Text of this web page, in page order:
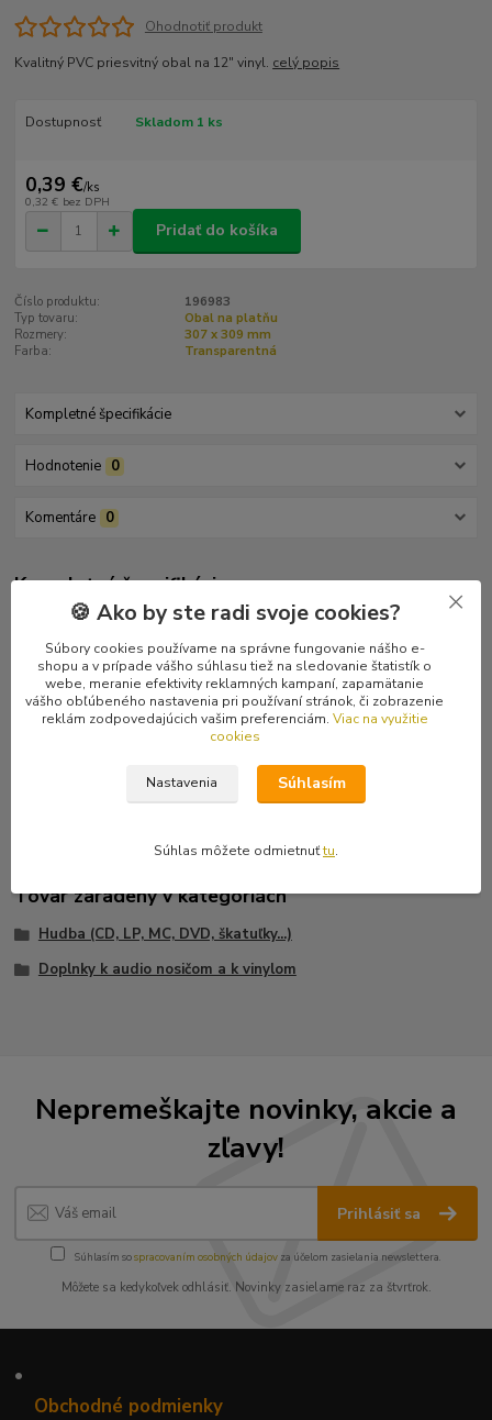
Ohodnotiť produkt
Kvalitný PVC priesvitný obal na 12" vinyl. celý popis
Dostupnosť Skladom 1 ks
0,39 €/ks
0,32 € bez DPH
Pridať do košíka
Číslo produktu:
196983
Typ tovaru:
Obal na platňu
Rozmery:
307 x 309 mm
Farba:
Transparentná
Kompletné špecifikácie
Hodnotenie 0
Komentáre 0
Kompletné špecifikácie
Kvalitný PVC priesvitný obal na 12" vinyl.
- Vnútorný antistatický obal na LP platňu
- Spodné kruhové vykrojenie
- Obal chráni LP platňu pred poškriabaním, prachom a zamedzujú
- Obal je vyrobený z priesvitného high-polyetylénu (HDPE)
Tovar zaradený v kategóriách
Hudba (CD, LP, MC, DVD, škatuľky...)
Doplnky k audio nosičom a k vinylom
Nepremeškajte novinky, akcie a
zľavy!
Prihlásiť sa
Súhlasím sospracovaním osobných údajov za účelom zasielania newslettera.
Môžete sa kedykoľvek odhlásiť. Novinky zasielame raz za štvrťrok.
•
Obchodné podmienky
🍪 Ako by ste radi svoje cookies?
Súbory cookies používame na správne fungovanie nášho e-
shopu a v prípade vášho súhlasu tiež na sledovanie štatistík o
webe, meranie efektivity reklamných kampaní, zapamätanie
vášho obľúbeného nastavenia pri používaní stránok, či zobrazenie
reklám zodpovedajúcich vašim preferenciám. Viac na využitie
cookies
Nastavenia Súhlasím
Súhlas môžete odmietnuťtu.